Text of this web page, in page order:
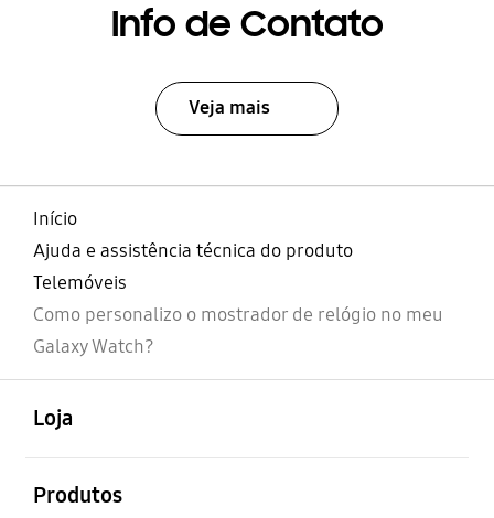
Info de Contato
Veja mais
Início
Ajuda e assistência técnica do produto
Telemóveis
Como personalizo o mostrador de relógio no meu
Galaxy Watch?
Loja
Produtos